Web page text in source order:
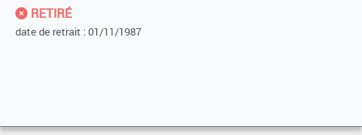
RETIRÉ
date de retrait : 01/11/1987